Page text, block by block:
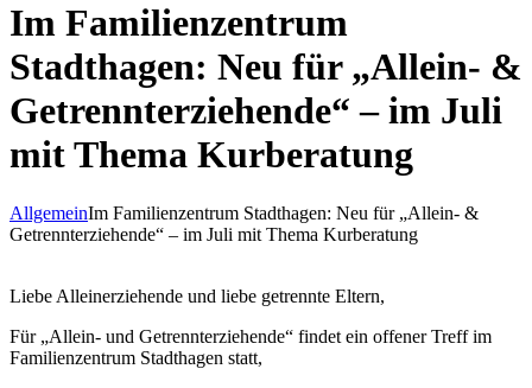
Im Familienzentrum
Stadthagen: Neu für „Allein- &
Getrennterziehende“ – im Juli
mit Thema Kurberatung
AllgemeinIm Familienzentrum Stadthagen: Neu für „Allein- &
Getrennterziehende“ – im Juli mit Thema Kurberatung
Liebe Alleinerziehende und liebe getrennte Eltern,
Für „Allein- und Getrennterziehende“ findet ein offener Treff im
Familienzentrum Stadthagen statt,